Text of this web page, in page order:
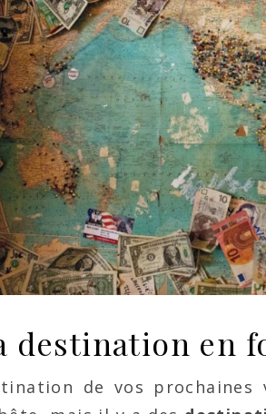
destination en
de vos